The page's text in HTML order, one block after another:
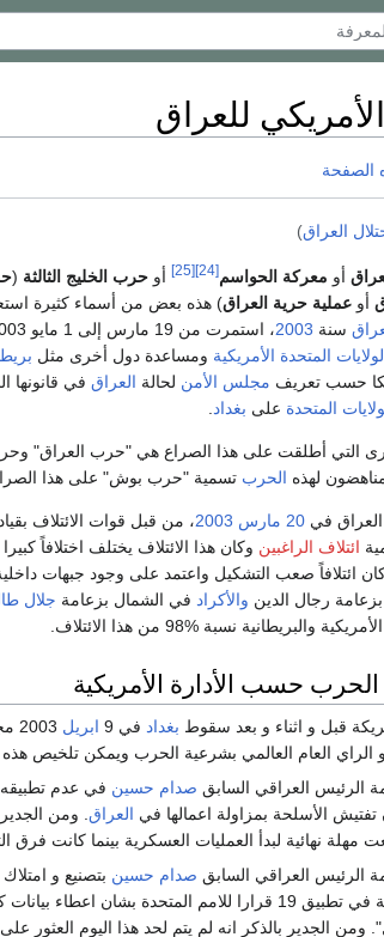
للعراق
الصفحة
العراق)
أو معركة الحواسم[24]
[25] أو حرب الخليج الثالثة (
أو عملية حرية العراق) هذه بعض من أسماء كثيرة
سنة 2003، استمرت من 19 مارس إلى 1 مايو 2003، والتي أدت إلى
المتحدة الأمريكية ومساعدة دول أخرى مثل
حسب تعريف مجلس الأمن لحالة العراق
المتحدة على بغداد
التي أطلقت على هذا الصراع هي "حرب العراق" وحرب
لهذه الحرب تسمية "حرب بوش" على هذا
في 20 مارس 2003، من قبل قوات الائتلاف
ائتلاف الراغبين وكان هذا الائتلاف يختلف اختلافاً
كان ائتلافاً صعب التشكيل واعتمد على وجود جبهات
رجال الدين والأكراد في الشمال بزعامة جلال
والبريطانية نسبة %98 من هذا الائتلاف.
حسب الأدارة الأمريكية
قبل و اثناء و بعد سقوط بغداد في 9 ابريل
الراي العام العالمي بشرعية الحرب ويمكن تلخيص هذه
الرئيس العراقي السابق صدام حسين في عدم
تفتيش الأسلحة بمزاولة اعمالها في العراق. ومن الجدير
مهلة نهائية لبدأ العمليات العسكرية بينما كانت فرق
الرئيس العراقي السابق صدام حسين بتصنيع و
القيادة العراقية في تطبيق 19 قرارا للامم المتحدة
ومن الجدير بالذكر انه لم يتم لحد هذا اليوم